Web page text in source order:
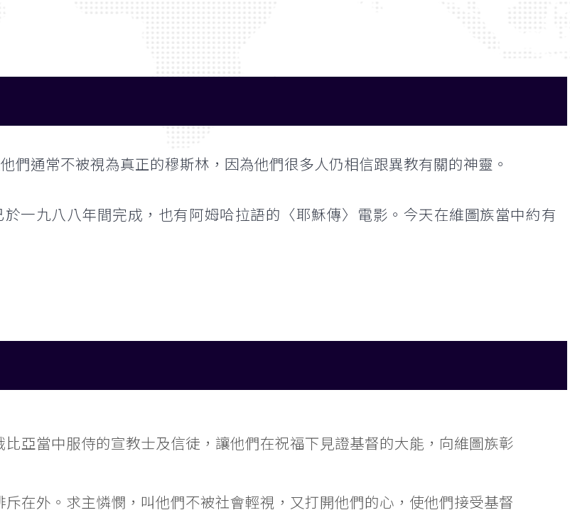
們通常不被視為真正的穆斯林，因為他們很多人仍相信跟異教有關的神靈。
一九八八年間完成，也有阿姆哈拉語的〈耶穌傳〉電影。今天在維圖族當中約有
亞當中服侍的宣教士及信徒，讓他們在祝福下見證基督的大能，向維圖族彰
在外。求主憐憫，叫他們不被社會輕視，又打開他們的心，使他們接受基督